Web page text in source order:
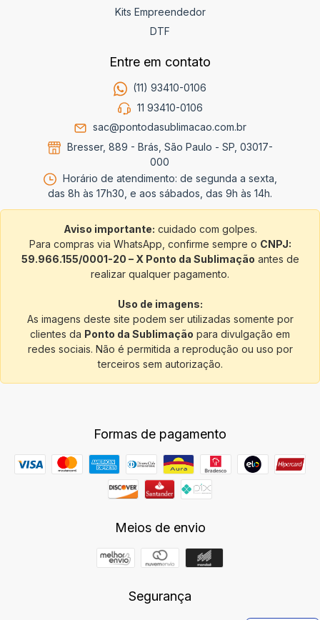
Kits Empreendedor
DTF
Entre em contato
(11) 93410-0106
11 93410-0106
sac@pontodasublimacao.com.br
Bresser, 889 - Brás, São Paulo - SP, 03017-
000
Horário de atendimento: de segunda a sexta,
das 8h às 17h30, e aos sábados, das 9h às 14h.
Aviso importante: cuidado com golpes.
Para compras via WhatsApp, confirme sempre o CNPJ:
59.966.155/0001-20 – X Ponto da Sublimação antes de
realizar qualquer pagamento.
Uso de imagens:
As imagens deste site podem ser utilizadas somente por
clientes da Ponto da Sublimação para divulgação em
redes sociais. Não é permitida a reprodução ou uso por
terceiros sem autorização.
Formas de pagamento
Meios de envio
Segurança